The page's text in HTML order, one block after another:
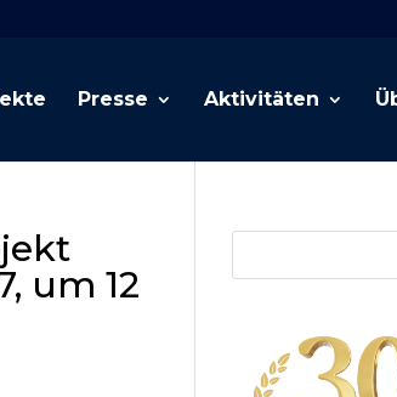
Presse Aktivitäten
um 12